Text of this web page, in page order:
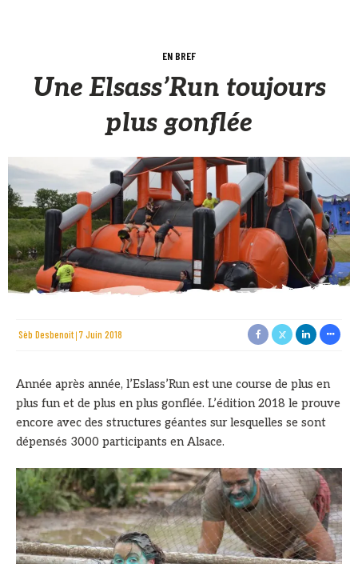
EN BREF
Une Elsass’Run toujours
plus gonflée
Sèb Desbenoit 7 Juin 2018
Année après année, l’Eslass’Run est une course de plus en
plus fun et de plus en plus gonflée. L’édition 2018 le prouve
encore avec des structures géantes sur lesquelles se sont
dépensés 3000 participants en Alsace.